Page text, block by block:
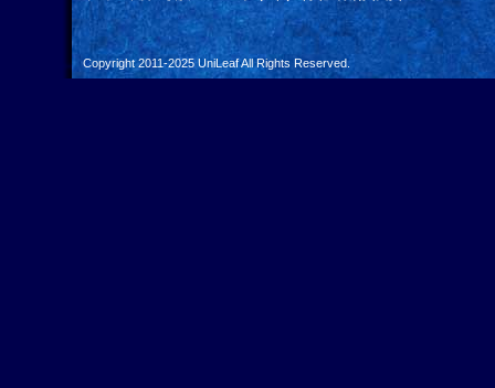
Copyright 2011-2025 UniLeafAll Rights Reserved.